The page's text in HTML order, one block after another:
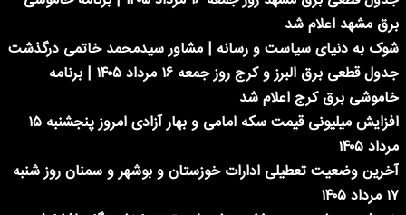
برق مشهد اعلام شد
شوک به دنیای سیاست و رسانه | مشاور سیدمحمد خاتمی درگذشت
جدول قطعی برق البرز و کرج روز جمعه ۱۶ مرداد ۱۴۰۵ | برنامه
خاموشی برق کرج اعلام شد
افزایش میلیونی قیمت سکه امامی و بهار آزادی امروز پنجشنبه ۱۵
مرداد ۱۴۰۵
آخرین وضعیت تعطیلی ادارات خوزستان و بوشهر و سمنان روز شنبه
۱۷ مرداد ۱۴۰۵